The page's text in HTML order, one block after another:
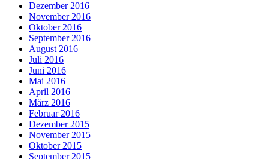
Dezember 2016
November 2016
Oktober 2016
September 2016
August 2016
Juli 2016
Juni 2016
Mai 2016
April 2016
März 2016
Februar 2016
Dezember 2015
November 2015
Oktober 2015
September 2015